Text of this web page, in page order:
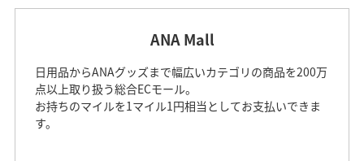
ANA Mall
日用品からANAグッズまで幅広いカテゴリの商品を200万
点以上取り扱う総合ECモール。
お持ちのマイルを1マイル1円相当としてお支払いできま
す。